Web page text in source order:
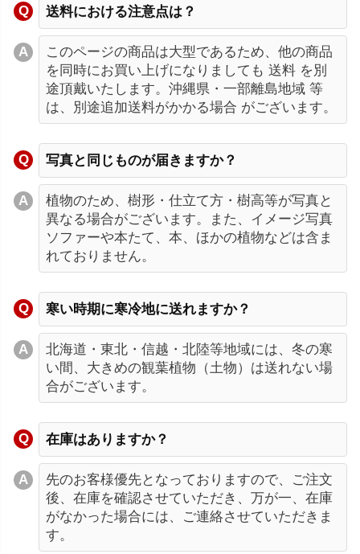
送料における注意点は？
このページの商品は大型であるため、他の商品
を同時にお買い上げになりましても 送料 を別
途頂戴いたします。沖縄県・一部離島地域 等
は、別途追加送料がかかる場合 がございます。
写真と同じものが届きますか？
植物のため、樹形・仕立て方・樹高等が写真と
異なる場合がございます。また、イメージ写真
ソファーや本たて、本、ほかの植物などは含ま
れておりません。
寒い時期に寒冷地に送れますか？
北海道・東北・信越・北陸等地域には、冬の寒
い間、大きめの観葉植物（土物）は送れない場
合がございます。
在庫はありますか？
先のお客様優先となっておりますので、ご注文
後、在庫を確認させていただき、万が一、在庫
がなかった場合には、ご連絡させていただきま
す。